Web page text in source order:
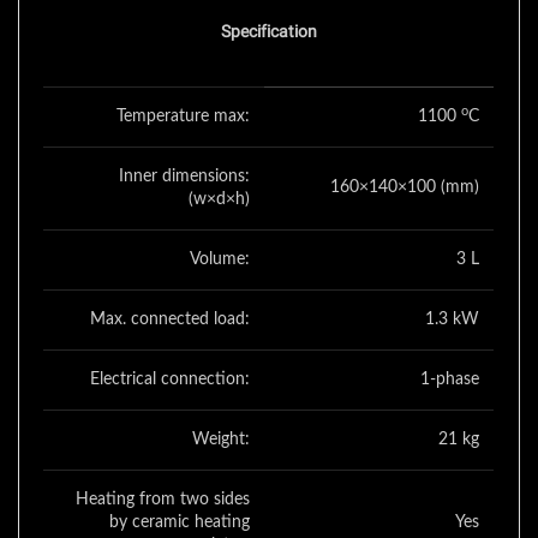
Specification
Temperature max: 1100 oC
Inner dimensions:
(w×d×h)
160×140×100 (mm)
Volume: 3 L
Max. connected load: 1.3 kW
Electrical connection: 1-phase
Weight: 21 kg
Heating from two sides
by ceramic heating
Yes